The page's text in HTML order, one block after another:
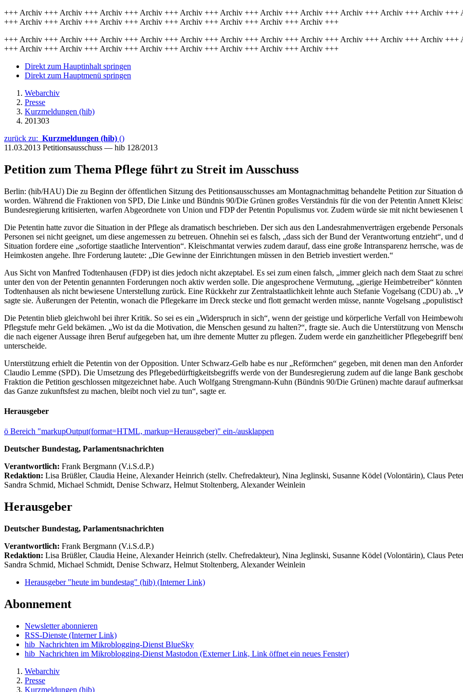
+++ Archiv +++ Archiv +++ Archiv +++ Archiv +++ Archiv +++ Archiv +++ Archiv +++ Archiv +++ Archiv +++ Archiv +++ Archiv
+++ Archiv +++ Archiv +++ Archiv +++ Archiv +++ Archiv +++ Archiv +++ Archiv +++ Archiv +++
+++ Archiv +++ Archiv +++ Archiv +++ Archiv +++ Archiv +++ Archiv +++ Archiv +++ Archiv +++ Archiv +++ Archiv +++ Archiv
+++ Archiv +++ Archiv +++ Archiv +++ Archiv +++ Archiv +++ Archiv +++ Archiv +++ Archiv +++
Direkt zum Hauptinhalt springen
Direkt zum Hauptmenü springen
Webarchiv
Presse
Kurzmeldungen (hib)
201303
zurück zu: Kurzmeldungen (hib) ()
11.03.2013 Petitionsausschuss — hib 128/2013
Petition zum Thema Pflege führt zu Streit im Ausschuss
Berlin: (hib/HAU) Die zu Beginn der öffentlichen Sitzung des Petitionsausschusses am Montagnachmittag behandelte Petition zur
worden. Während die Fraktionen von SPD, Die Linke und Bündnis 90/Die Grünen großes Verständnis für die von der Petentin Annett
Bundesregierung kritisierten, warfen Abgeordnete von Union und FDP der Petentin Populismus vor. Zudem würde sie mit nicht bewiesenen
Die Petentin hatte zuvor die Situation in der Pflege als dramatisch beschrieben. Der sich aus den Landesrahmenverträgen ergebende
Personen sei nicht geeignet, um diese angemessen zu betreuen. Ohnehin sei es falsch, „dass sich der Bund der Verantwortung entzieht“,
Situation fordere eine „sofortige staatliche Intervention“. Kleischmantat verwies zudem darauf, dass eine große Intransparenz herrsche, was
Heimkosten angehe. Ihre Forderung lautete: „Die Gewinne der Einrichtungen müssen in den Betrieb investiert werden.“
Aus Sicht von Manfred Todtenhausen (FDP) ist dies jedoch nicht akzeptabel. Es sei zum einen falsch, „immer gleich nach dem Staat zu
unter den von der Petentin genannten Forderungen noch aktiv werden solle. Die angesprochene Vermutung, „gierige Heimbetreiber“
Todtenhausen als nicht bewiesene Unterstellung zurück. Eine Rückkehr zur Zentralstaatlichkeit lehnte auch Stefanie Vogelsang (CDU) ab.
sagte sie. Äußerungen der Petentin, wonach die Pflegekarre im Dreck stecke und flott gemacht werden müsse, nannte Vogelsang
Die Petentin blieb gleichwohl bei ihrer Kritik. So sei es ein „Widerspruch in sich“, wenn der geistige und körperliche Verfall von
Pflegstufe mehr Geld bekämen. „Wo ist da die Motivation, die Menschen gesund zu halten?“, fragte sie. Auch die Unterstützung von
die nach eigener Aussage ihren Beruf aufgegeben hat, um ihre demente Mutter zu pflegen. Zudem werde ein ganzheitlicher Pflegebegriff
unterscheide.
Unterstützung erhielt die Petentin von der Opposition. Unter Schwarz-Gelb habe es nur „Reförmchen“ gegeben, mit denen man den
Claudio Lemme (SPD). Die Umsetzung des Pflegebedürftigkeitsbegriffs werde von der Bundesregierung zudem auf die lange Bank
Fraktion die Petition geschlossen mitgezeichnet habe. Auch Wolfgang Strengmann-Kuhn (Bündnis 90/Die Grünen) machte darauf
das Ganze zukunftsfest zu machen, bleibt noch viel zu tun“, sagte er.
Herausgeber
ö Bereich "markupOutput(format=HTML, markup=Herausgeber)" ein-/ausklappen
Deutscher Bundestag, Parlamentsnachrichten
Verantwortlich: Frank Bergmann (V.i.S.d.P.)
Redaktion: Lisa Brüßler, Claudia Heine, Alexander Heinrich (stellv. Chefredakteur), Nina Jeglinski, Susanne Ködel (Volontärin), Claus
Sandra Schmid, Michael Schmidt, Denise Schwarz, Helmut Stoltenberg, Alexander Weinlein
Herausgeber
Deutscher Bundestag, Parlamentsnachrichten
Verantwortlich: Frank Bergmann (V.i.S.d.P.)
Redaktion: Lisa Brüßler, Claudia Heine, Alexander Heinrich (stellv. Chefredakteur), Nina Jeglinski, Susanne Ködel (Volontärin), Claus
Sandra Schmid, Michael Schmidt, Denise Schwarz, Helmut Stoltenberg, Alexander Weinlein
Herausgeber "heute im bundestag" (hib) (Interner Link)
Abonnement
Newsletter abonnieren
RSS-Dienste (Interner Link)
hib_Nachrichten im Mikroblogging-Dienst BlueSky
hib_Nachrichten im Mikroblogging-Dienst Mastodon (Externer Link, Link öffnet ein neues Fenster)
Webarchiv
Presse
Kurzmeldungen (hib)